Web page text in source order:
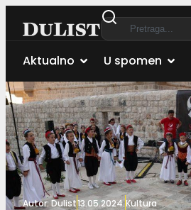
Aktualno U spomen
Autor:Dulist13.05.2024.Kultura